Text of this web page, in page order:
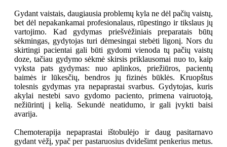
Gydant vaistais, daugiausia problemų kyla ne dėl pačių vaistų,
bet dėl nepakankamai profesionalaus, rūpestingo ir tikslaus jų
vartojimo. Kad gydymas priešvėžiniais preparatais būtų
sėkmingas, gydytojas turi dėmesingai stebėti ligonį. Nors du
skirtingi pacientai gali būti gydomi vienoda tų pačių vaistų
doze, tačiau gydymo sėkmė skirsis priklausomai nuo to, kaip
vyksta pats gydymas: nuo aplinkos, priežiūros, pacientų
baimės ir lūkesčių, bendros jų fizinės būklės. Kruopštus
tolesnis gydymas yra nepaprastai svarbus. Gydytojas, kuris
akylai nestebi savo gydomo paciento, primena vairuotoją,
nežiūrintį į kelią. Sekundė neatidumo, ir gali įvykti baisi
avarija.
Chemoterapija nepaprastai ištobulėjo ir daug pasitarnavo
gydant vėžį, ypač per pastaruosius dvidešimt penkerius metus.